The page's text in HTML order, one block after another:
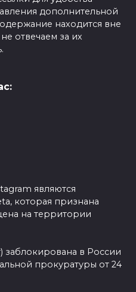
дополнительной
находится вне
отвечаем за их
являются
которая признана
на территории
заблокирована в России
прокуратуры от 24